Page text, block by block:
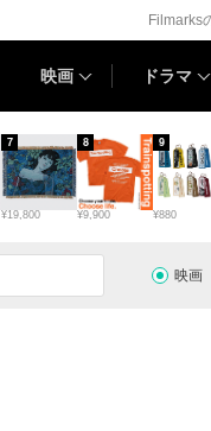
Filmarks
映画 ドラマ
¥19,800
7
¥9,900
8
¥880
9
映画